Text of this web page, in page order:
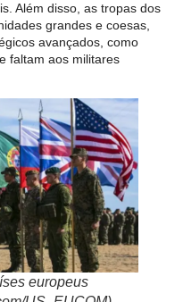
Além disso, as tropas dos
grandes e coesas,
avançados, como
faltam aos militares
europeus